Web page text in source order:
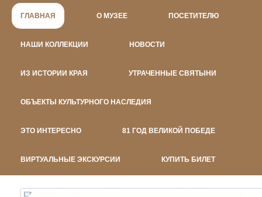
ГЛАВНАЯ О МУЗЕЕ ПОСЕТИТЕЛЮ
НАШИ КОЛЛЕКЦИИ НОВОСТИ
ИЗ ИСТОРИИ КРАЯ УТРАЧЕННЫЕ СВЯТЫНИ
ОБЪЕКТЫ КУЛЬТУРНОГО НАСЛЕДИЯ
ЭТО ИНТЕРЕСНО 81 ГОД ВЕЛИКОЙ ПОБЕДЕ
ВИРТУАЛЬНЫЕ ЭКСКУРСИИ КУПИТЬ БИЛЕТ